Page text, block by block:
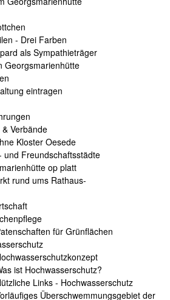
- Drei Farben
als Sympathieträger
Georgsmarienhütte
eintragen
Verbände
Kloster Oesede
und Freundschaftsstädte
op platt
rund ums Rathaus-
für Grünflächen
ist Hochwasserschutz?
Links - Hochwasserschutz
Überschwemmungsgebiet der